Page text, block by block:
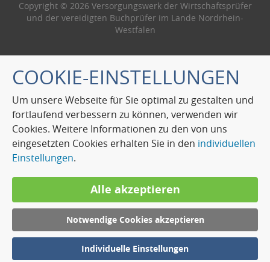
Copyright © 2026 Versorgungswerk der Wirtschaftsprüfer
und der vereidigten Buchprüfer im Lande Nordrhein-
Westfalen
COOKIE-EINSTELLUNGEN
Um unsere Webseite für Sie optimal zu gestalten und
fortlaufend verbessern zu können, verwenden wir
Cookies. Weitere Informationen zu den von uns
eingesetzten Cookies erhalten Sie in den individuellen
Einstellungen.
Alle akzeptieren
Notwendige Cookies akzeptieren
Individuelle Einstellungen